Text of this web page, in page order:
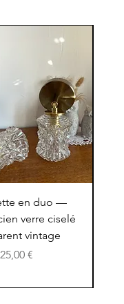
en duo —
verre ciselé
vintage
€